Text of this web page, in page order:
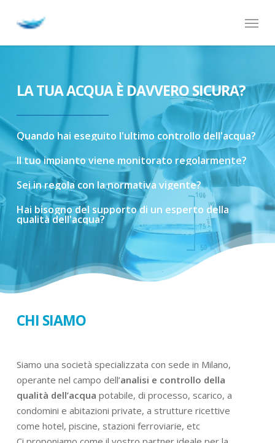
Menu
LA TUA ACQUA È DAVVERO SICURA?
Quando hai eseguito l'ultimo controllo dell'acqua?
Il tuoimpianto viene monitorato regolarmente?
Seiinregola con lanormativa vigente?
Hai bisognodel supportodi un esperto della
qualitàdell'acqua?
CHI SIAMO
Siamo una società specializzata con sede in Milano,
operante nel campo dell’analisi e controllo della
qualità dell’acqua potabile, di processo, scarico, a
condomini e abitazioni private, a strutture ricettive
come hotel, piscine, stazioni ferroviarie, etc